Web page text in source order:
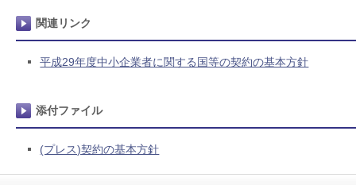
関連リンク
平成29年度中小企業者に関する国等の契約の基本方針
添付ファイル
(プレス)契約の基本方針